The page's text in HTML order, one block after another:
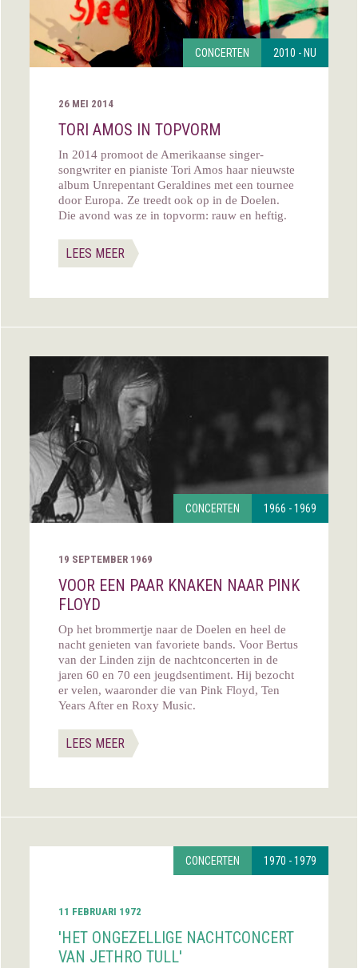
CONCERTEN 2010 - NU
26 MEI 2014
TORI AMOS IN TOPVORM
In 2014 promoot de Amerikaanse singer-
songwriter en pianiste Tori Amos haar nieuwste
album Unrepentant Geraldines met een tournee
door Europa. Ze treedt ook op in de Doelen.
Die avond was ze in topvorm: rauw en heftig.
LEES MEER
CONCERTEN 1966 - 1969
19 SEPTEMBER 1969
VOOR EEN PAAR KNAKEN NAAR PINK
FLOYD
Op het brommertje naar de Doelen en heel de
nacht genieten van favoriete bands. Voor Bertus
van der Linden zijn de nachtconcerten in de
jaren 60 en 70 een jeugdsentiment. Hij bezocht
er velen, waaronder die van Pink Floyd, Ten
Years After en Roxy Music.
LEES MEER
CONCERTEN 1970 - 1979
11 FEBRUARI 1972
'HET ONGEZELLIGE NACHTCONCERT
VAN JETHRO TULL'